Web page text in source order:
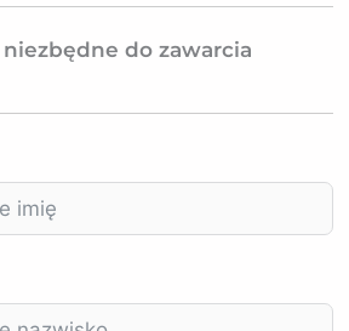
do zawarcia